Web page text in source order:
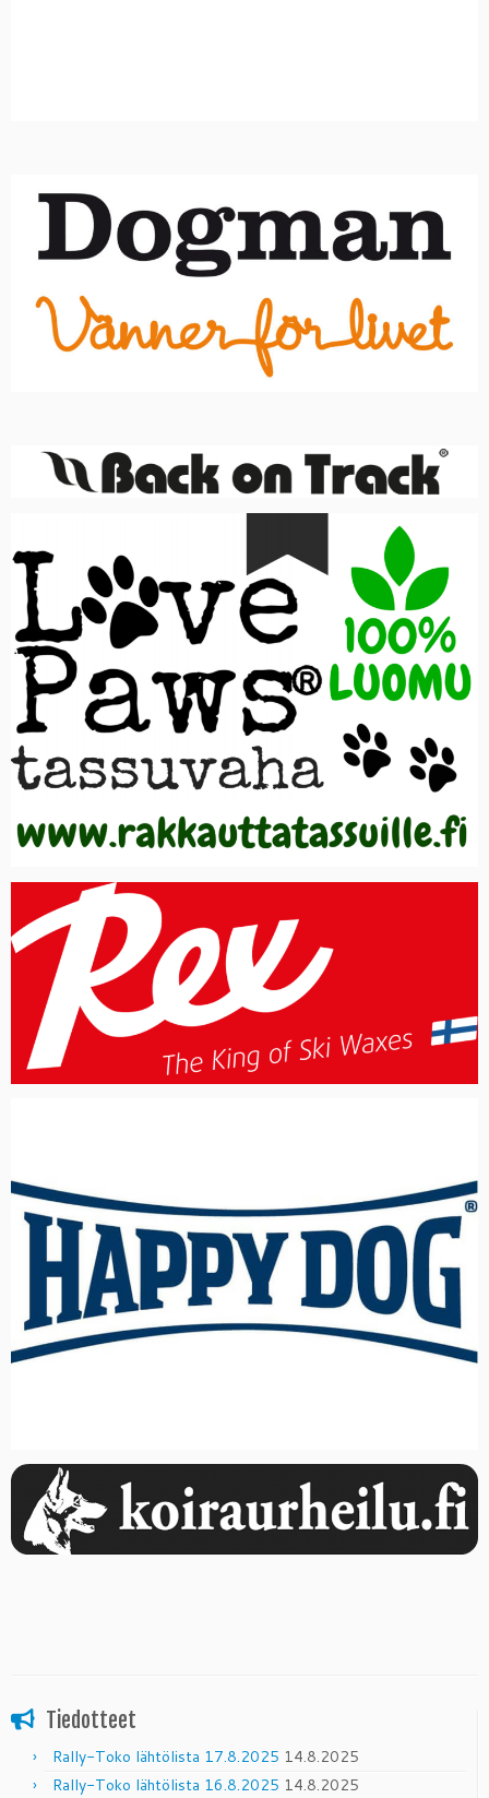
Tiedotteet
Rally-Toko lähtölista 17.8.2025 14.8.2025
Rally-Toko lähtölista 16.8.2025 14.8.2025